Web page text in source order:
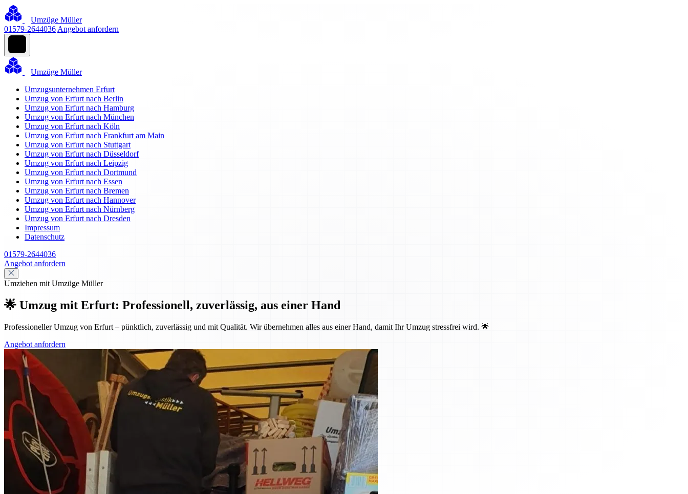
Umzüge Müller
01579-2644036 Angebot anfordern
Umzüge Müller
Umzugsunternehmen Erfurt
Umzug von Erfurt nach Berlin
Umzug von Erfurt nach Hamburg
Umzug von Erfurt nach München
Umzug von Erfurt nach Köln
Umzug von Erfurt nach Frankfurt am Main
Umzug von Erfurt nach Stuttgart
Umzug von Erfurt nach Düsseldorf
Umzug von Erfurt nach Leipzig
Umzug von Erfurt nach Dortmund
Umzug von Erfurt nach Essen
Umzug von Erfurt nach Bremen
Umzug von Erfurt nach Hannover
Umzug von Erfurt nach Nürnberg
Umzug von Erfurt nach Dresden
Impressum
Datenschutz
01579-2644036
Angebot anfordern
Umziehen mit Umzüge Müller
🌟 Umzug mit Erfurt: Professionell, zuverlässig, aus einer Hand
Professioneller Umzug von Erfurt – pünktlich, zuverlässig und mit Qualität. Wir übernehmen alles aus einer Hand, damit Ihr Umzug stressfrei wird. 🌟
Angebot anfordern